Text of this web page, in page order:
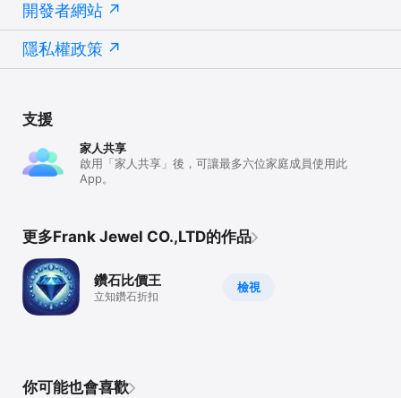
開發者網站
隱私權政策
支援
家人共享
啟用「家人共享」後，可讓最多六位家庭成員使用此
App。
更多Frank Jewel CO.,LTD的作品
檢視
鑽石比價王
立知鑽石折扣
你可能也會喜歡